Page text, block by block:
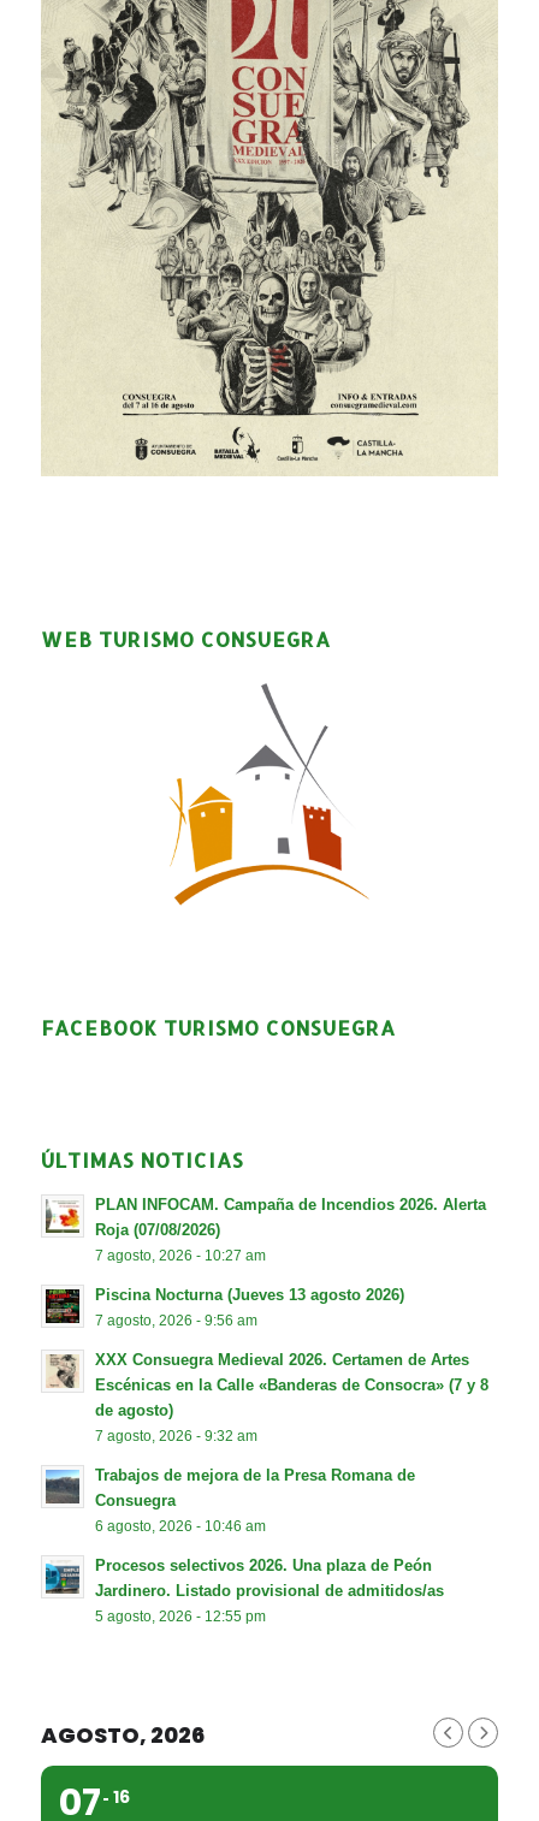
WEB TURISMO CONSUEGRA
FACEBOOK TURISMO CONSUEGRA
ÚLTIMAS NOTICIAS
PLAN INFOCAM. Campaña de Incendios 2026. Alerta
Roja (07/08/2026)
7 agosto, 2026 - 10:27 am
Piscina Nocturna (Jueves 13 agosto 2026)
7 agosto, 2026 - 9:56 am
XXX Consuegra Medieval 2026. Certamen de Artes
Escénicas en la Calle «Banderas de Consocra» (7 y 8
de agosto)
7 agosto, 2026 - 9:32 am
Trabajos de mejora de la Presa Romana de
Consuegra
6 agosto, 2026 - 10:46 am
Procesos selectivos 2026. Una plaza de Peón
Jardinero. Listado provisional de admitidos/as
5 agosto, 2026 - 12:55 pm
AGOSTO, 2026
07 16